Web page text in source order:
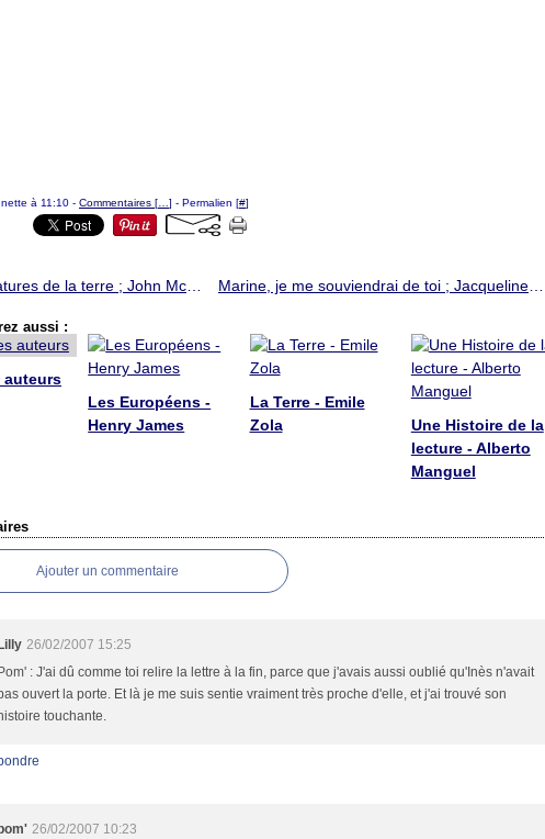
à 11:10 - Commentaires [ ] - Permalien [#]
aussi :
auteurs
Les Européens -
Henry James
La Terre - Emile
Zola
Une Histoire de la
lecture - Alberto
Manguel
Ajouter un commentaire
Lilly 26/02/2007 15:25
Pom' : J'ai dû comme toi relire la lettre à la fin, parce que j'avais aussi oublié qu'Inès n'avait
ouvert la porte. Et là je me suis sentie vraiment très proche d'elle, et j'ai trouvé son
histoire touchante.
26/02/2007 10:23